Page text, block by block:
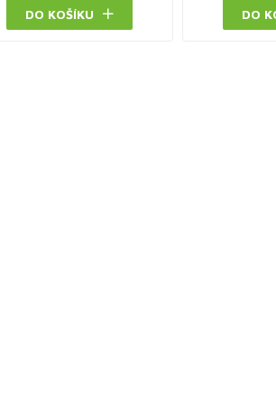
DO KOŠÍKU DO